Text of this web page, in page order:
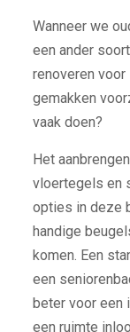
Wanneer we
een ander
renoveren
gemakken
vaak doen?
Het
vloertegels en
opties in deze
handige
komen. Een
een
beter voor een
een ruimte